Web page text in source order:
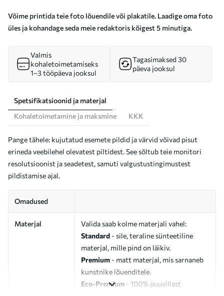
Võime printida teie foto lõuendile või plakatile. Laadige oma foto
üles ja kohandage seda meie redaktoris kõigest 5 minutiga.
Valmis
kohaletoimetamiseks
1–3 tööpäeva jooksul
Tagasimaksed 30
päeva jooksul
Spetsifikatsioonid ja materjal
Kohaletoimetamine ja maksmine
KKK
Pange tähele: kujutatud esemete pildid ja värvid võivad pisut
erineda veebilehel olevatest piltidest. See sõltub teie monitori
resolutsioonist ja seadetest, samuti valgustustingimustest
pildistamise ajal.
Omadused
Materjal
Valida saab kolme materjali vahel:
Standard - sile, teraline sünteetiline
materjal, mille pind on läikiv.
Premium - matt materjal, mis sarnaneb
kunstnike lõuenditele.
Eco-Premium - 100% puuvillast